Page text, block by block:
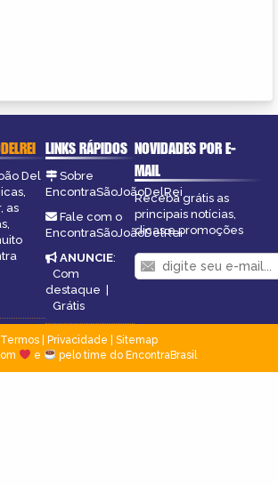
Del
as
LINKS RÁPIDOS
Sobre
EncontraSãoJoãoDelRei
Fale com o
EncontraSãoJoãoDelRei
ANUNCIE:
Com
destaque
Grátis
NOVIDADES POR E-
MAIL
Receba grátis as
principais notícias,
dicas e promoções
Termos| Privacidade
Sitemap
e pelo time do EncontraBrasil